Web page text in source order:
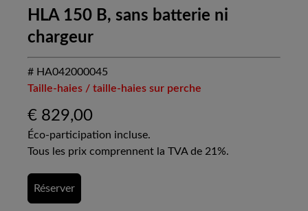
HLA 150 B, sans batterie ni
chargeur
# HA042000045
Taille-haies / taille-haies sur perche
€ 829,00
Éco-participation incluse.
Tous les prix comprennent la TVA de 21%.
Réserver